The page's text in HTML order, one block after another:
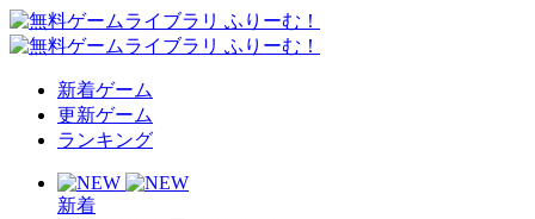
新着ゲーム
更新ゲーム
ランキング
新着